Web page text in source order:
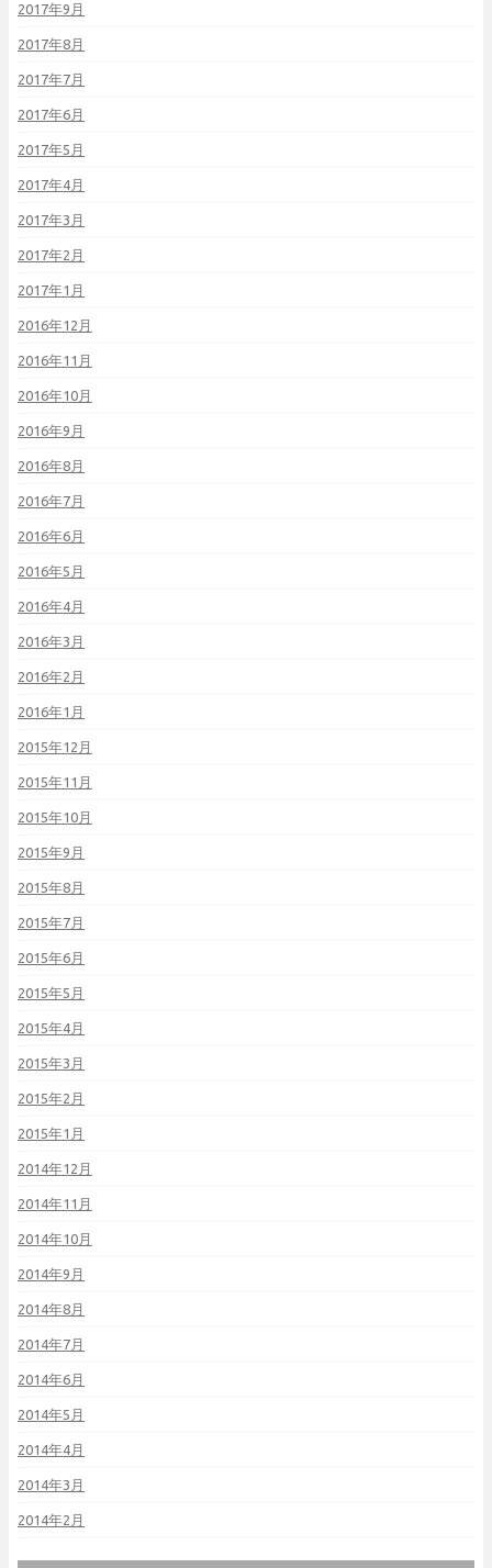
2017年9月
2017年8月
2017年7月
2017年6月
2017年5月
2017年4月
2017年3月
2017年2月
2017年1月
2016年12月
2016年11月
2016年10月
2016年9月
2016年8月
2016年7月
2016年6月
2016年5月
2016年4月
2016年3月
2016年2月
2016年1月
2015年12月
2015年11月
2015年10月
2015年9月
2015年8月
2015年7月
2015年6月
2015年5月
2015年4月
2015年3月
2015年2月
2015年1月
2014年12月
2014年11月
2014年10月
2014年9月
2014年8月
2014年7月
2014年6月
2014年5月
2014年4月
2014年3月
2014年2月